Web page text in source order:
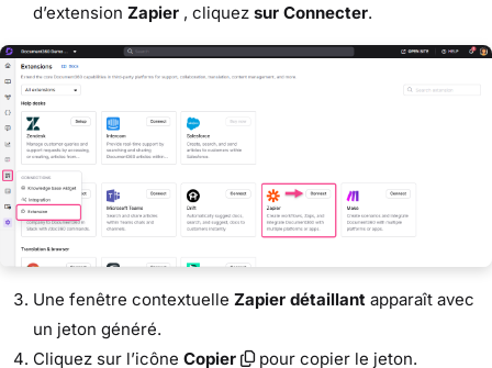
d’extension Zapier , cliquez sur Connecter.
Une fenêtre contextuelle Zapier détaillant apparaît avec
un jeton généré.
Cliquez sur l’icône Copier pour copier le jeton.